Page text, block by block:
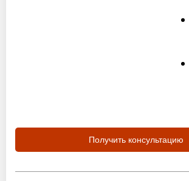
Получить консультацию